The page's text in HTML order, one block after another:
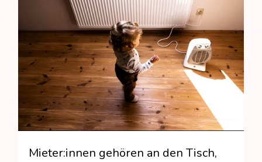
Mieter:innen gehören an den Tisch,